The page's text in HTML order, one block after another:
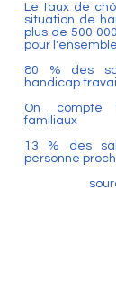
Le taux de
situation de
plus de 500
pour
80 % des
handicap
On compte
familiaux
13 % des
personne